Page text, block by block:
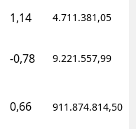
1,14 4.711.381,05
-0,78 9.221.557,99
0,66 911.874.814,50